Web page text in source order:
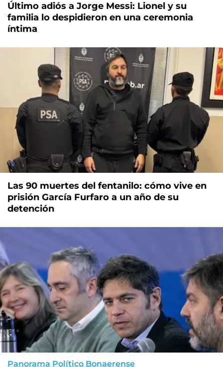
Último adiós a Jorge Messi: Lionel y su
familia lo despidieron en una ceremonia
íntima
Las 90 muertes del fentanilo: cómo vive en
prisión García Furfaro a un año de su
detención
Panorama Político Bonaerense